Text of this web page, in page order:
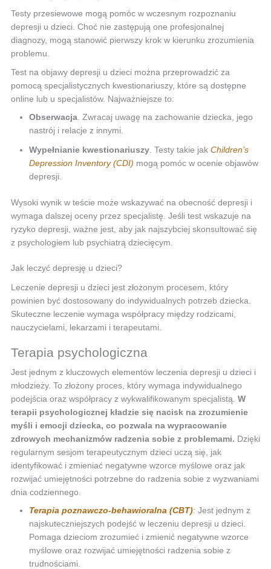
Testy przesiewowe mogą pomóc w wczesnym rozpoznaniu
depresji u dzieci. Choć nie zastępują one profesjonalnej
diagnozy, mogą stanowić pierwszy krok w kierunku zrozumienia
problemu.
Test na objawy depresji u dzieci można przeprowadzić za
pomocą specjalistycznych kwestionariuszy, które są dostępne
online lub u specjalistów. Najważniejsze to:
Obserwacja. Zwracaj uwagę na zachowanie dziecka, jego
nastrój i relacje z innymi.
Wypełnianie kwestionariuszy. Testy takie jak Children’s
Depression Inventory (CDI) mogą pomóc w ocenie objawów
depresji.
Wysoki wynik w teście może wskazywać na obecność depresji i
wymaga dalszej oceny przez specjalistę. Jeśli test wskazuje na
ryzyko depresji, ważne jest, aby jak najszybciej skonsultować się
z psychologiem lub psychiatrą dziecięcym.
Jak leczyć depresję u dzieci?
Leczenie depresji u dzieci jest złożonym procesem, który
powinien być dostosowany do indywidualnych potrzeb dziecka.
Skuteczne leczenie wymaga współpracy między rodzicami,
nauczycielami, lekarzami i terapeutami.
Terapia psychologiczna
Jest jednym z kluczowych elementów leczenia depresji u dzieci i
młodzieży. To złożony proces, który wymaga indywidualnego
podejścia oraz współpracy z wykwalifikowanym specjalistą. W
terapii psychologicznej kładzie się nacisk na zrozumienie
myśli i emocji dziecka, co pozwala na wypracowanie
zdrowych mechanizmów radzenia sobie z problemami. Dzięki
regularnym sesjom terapeutycznym dzieci uczą się, jak
identyfikować i zmieniać negatywne wzorce myślowe oraz jak
rozwijać umiejętności potrzebne do radzenia sobie z wyzwaniami
dnia codziennego.
Terapia poznawczo-behawioralna (CBT): Jest jednym z
najskuteczniejszych podejść w leczeniu depresji u dzieci.
Pomaga dzieciom zrozumieć i zmienić negatywne wzorce
myślowe oraz rozwijać umiejętności radzenia sobie z
trudnościami.